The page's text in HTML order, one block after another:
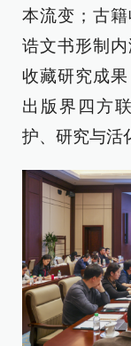
本流变；古
诰文书形制
收藏研究成果
出版界四方
护、研究与活